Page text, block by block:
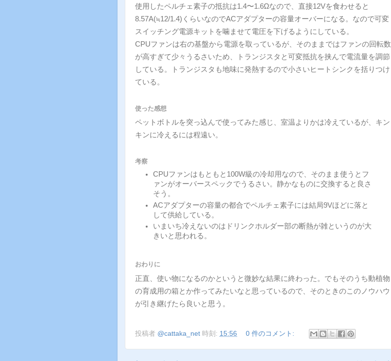
使用したペルチェ素子の抵抗は1.4〜1.6Ωなので、直接12Vを食わせると
8.57A(≒12/1.4)くらいなのでACアダプターの容量オーバーになる。なので可変
スイッチング電源キットを噛ませて電圧を下げるようにしている。
CPUファンは右の基盤から電源を取っているが、そのままではファンの回転数
が高すぎて少々うるさいため、トランジスタと可変抵抗を挟んで電流量を調節
している。トランジスタも地味に発熱するので小さいヒートシンクを括りつけ
ている。
使った感想
ペットボトルを突っ込んで使ってみた感じ、室温よりかは冷えているが、キン
キンに冷えるには程遠い。
考察
CPUファンはもともと100W級の冷却用なので、そのまま使うとフ
ァンがオーバースペックでうるさい。静かなものに交換すると良さ
そう。
ACアダプターの容量の都合でペルチェ素子には結局9Vほどに落と
して供給している。
いまいち冷えないのはドリンクホルダー部の断熱が雑というのが大
きいと思われる。
おわりに
正直、使い物になるのかというと微妙な結果に終わった。でもそのうち動植物
の育成用の箱とか作ってみたいなと思っているので、そのときのこのノウハウ
が引き継げたら良いと思う。
投稿者 @cattaka_net 時刻: 15:56 0 件のコメント: